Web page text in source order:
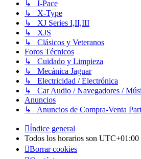
↳ I-Pace
↳ X-Type
↳ XJ Series I,II,III
↳ XJS
↳ Clásicos y Veteranos
Foros Técnicos
↳ Cuidado y Limpieza
↳ Mecánica Jaguar
↳ Electricidad / Electrónica
↳ Car Audio / Navegadores /
Anuncios
↳ Anuncios de Compra-Venta
Índice general
Todos los horarios son UTC+01:00
Borrar cookies